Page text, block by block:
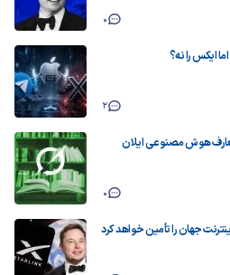
0
ایکس را نه؟
2
هوش مصنوعی ایلان
0
جهان را تأمین خواهد کرد